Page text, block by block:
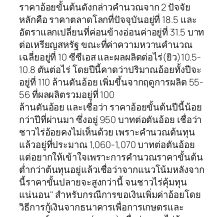
ราคาอ้อยขั้นต้นดังกล่าวคำนวณจาก 2 ปัจจัย
หลักคือ ราคาตลาดโลกที่ปัจจุบันอยู่ที่ 18.5 และ
อัตราแลกเปลี่ยนที่ค่อนข้างอ่อนค่าอยู่ที่ 31.5 บาท
ต่อเหรียญสหรัฐ ขณะที่ค่าความหวานคำนวณ
เฉลี่ยอยู่ที่ 10 ซีซีเอส และผลผลิตต่อไร่(ยิว)10.5-
10.8 ตันต่อไร่ โดยปีนี้คาดว่าปริมาณอ้อยทั้งปีจะ
อยู่ที่ 110 ล้านตันอ้อย เพิ่มขึ้นจากฤดูการผลิต 55-
56 ที่ผลผลิตรวมอยู่ที่ 100
ล้านตันอ้อย และเชื่อว่า ราคาอ้อยขั้นต้นปีนี้น้อย
กว่าปีที่ผ่านมา ซึ่งอยู่ 950 บาทต่อตันอ้อย เชื่อว่า
ชาวไร่อ้อยคงไม่เห็นด้วย เพราะคำนวณต้นทุน
แล้วอยู่ที่ประมาณ 1,060-1,070 บาทต่อตันอ้อย
แต่อยากให้เข้าใจเพราะการคำนวณราคาขั้นต้น
ต่ำกว่าต้นทุนอยู่แล้วเชื่อว่าจากแนวโน้มหลังจาก
นี้ราคาขั้นปลายจะสูงกว่านี้ จนชาวไร่คุ้มทุน
แน่นอน" สำหรับกรณีการขอเงินเพิ่มค่าอ้อยโดย
วิธีการกู้เงินจากธนาคารเพื่อการเกษตรและ